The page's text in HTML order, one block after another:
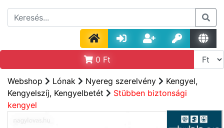
0 Ft
Webshop Lónak Nyereg szerelvény
Kengyel,
Kengyelszíj, Kengyelbetét
Stübben biztonsági
kengyel